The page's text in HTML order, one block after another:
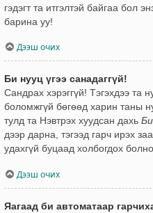
гэдэгт та итгэлтэй байгаа бол
барина уу!
Дээш очих
Би нууц үгээ санадаггүй!
Сандрах хэрэггүй! Тэгэхдээ та
боломжгүй бөгөөд харин таны
тулд та Нэвтрэх хуудсан дахь
дээр дарна, тэгээд гарч ирэх
удахгүй буцаад холбогдох
Дээш очих
Яагаад би автоматаар